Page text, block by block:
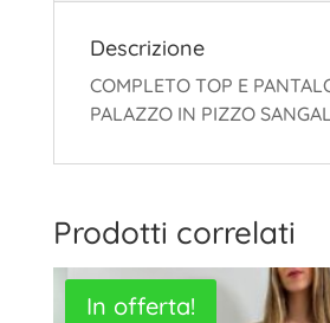
Descrizione
COMPLETO TOP E
PALAZZO IN PIZZO
Prodotti correlati
In offerta!